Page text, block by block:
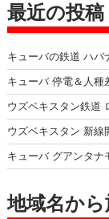
最近の投稿
キューバの鉄道 ハバ
キューバ 停電＆人種
ウズベキスタン鉄道
ウズベキスタン 新線
キューバ グアンタナ
地域名か